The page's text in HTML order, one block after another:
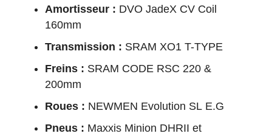
Amortisseur : DVO JadeX CV Coil
160mm
Transmission : SRAM XO1 T-TYPE
Freins : SRAM CODE RSC 220 &
200mm
Roues : NEWMEN Evolution SL E.G
Pneus : Maxxis Minion DHRII et